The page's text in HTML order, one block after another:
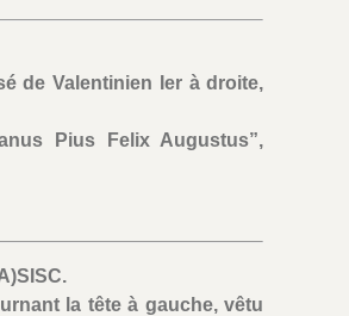
de Valentinien Ier à droite,
Pius Felix Augustus”,
la tête à gauche, vêtu